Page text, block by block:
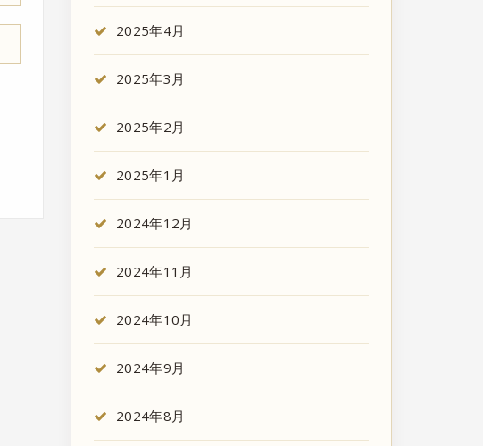
2025年4月
2025年3月
2025年2月
2025年1月
2024年12月
2024年11月
2024年10月
2024年9月
2024年8月